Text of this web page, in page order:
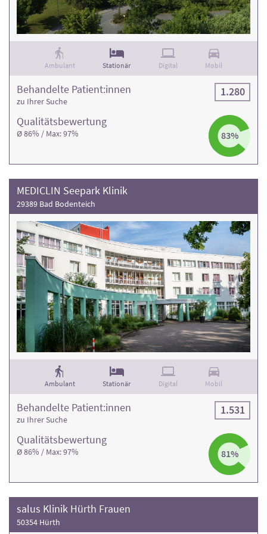
Informationen und die Kontaktdaten finden Sie in den
jeweiligen Klinikprofilen.
Ambulant Stationär Digital Mobil
Qualitäts­bewertung
Ø 86% / Max: 97% 83%
Behandelte Patient:innen
zu Ihrer Suche
1.280
MEDICLIN Seepark Klinik
29389 Bad Bodenteich
Ambulant Stationär Digital Mobil
Qualitäts­bewertung
Ø 86% / Max: 97% 81%
Behandelte Patient:innen
zu Ihrer Suche
1.531
salus Klinik Hürth Frauen
50354 Hürth